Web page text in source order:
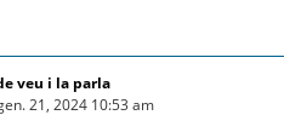
veu i la parla
21, 2024 10:53 am